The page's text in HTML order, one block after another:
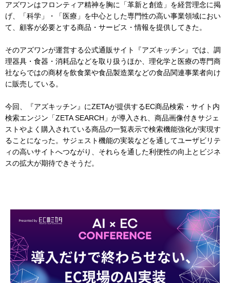
アズワンはフロンティア精神を胸に「革新と創造」を経営理念に掲
げ、「科学」・「医療」を中心とした専門性の高い事業領域におい
て、顧客が必要とする商品・サービス・情報を提供してきた。
そのアズワンが運営する公式通販サイト『アズキッチン』では、調
理器具・食器・消耗品などを取り扱うほか、理化学と医療の専門商
社ならではの商材を飲食業や食品製造業などの食品関連事業者向け
に販売している。
今回、『アズキッチン』にZETAが提供するEC商品検索・サイト内
検索エンジン「ZETA SEARCH」が導入され、商品画像付きサジェ
ストやよく購入されている商品の一覧表示で検索機能強化が実現す
ることになった。サジェスト機能の実装などを通してユーザビリテ
ィの高いサイトへつながり、それらを通した利便性の向上とビジネ
スの拡大が期待できそうだ。